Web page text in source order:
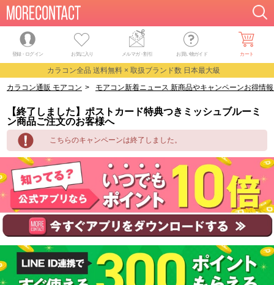
登録・ログイン お気に入り メルマガ・割引 お買い物ガイド カート
カラコン全品 送料無料 × 取扱ブランド数 日本最大級
カラコン通販 モアコン > モアコン新着ニュース 新商品やキャンペーンお得情
【終了しました】ポストカード特典つきミッシュブルーミ
ン商品ご注文のお客様へ
こちらのキャンペーンは終了しました。